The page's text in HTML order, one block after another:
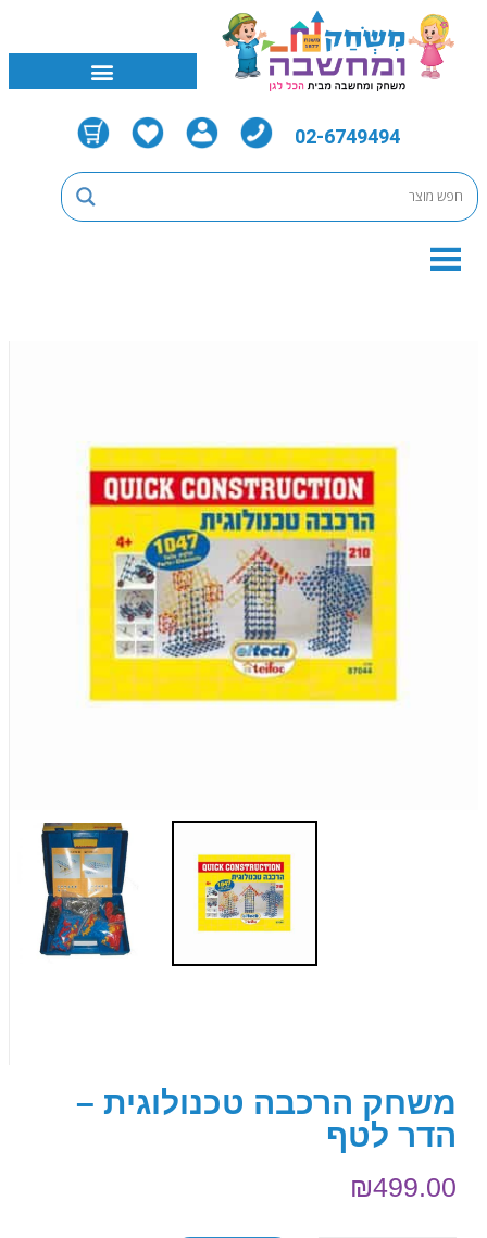
02-6749494
משחק הרכבה טכנולוגית –
הדר לטף
₪499.00